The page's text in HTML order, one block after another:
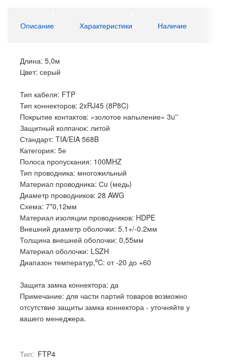
Описание Характеристики Наличие
Длина: 5,0м
Цвет: серый
Тип кабеля: FTP
Тип коннекторов: 2xRJ45 (8P8C)
Покрытие контактов: «золотое напыление» 3u''
Защитный колпачок: литой
Стандарт: TIA/EIA 568B
Категория: 5е
Полоса пропускания: 100MHZ
Тип проводника: многожильный
Материал проводника: Сu (медь)
Диаметр проводников: 28 AWG
Схема: 7*0,12мм
Материал изоляции проводников: HDPE
Внешний диаметр оболочки: 5.1+/-0.2мм
Толщина внешней оболочки: 0,55мм
Материал оболочки: LSZH
Диапазон температур,⁰C: от -20 до +60
Защита замка коннектора: да
Примечание: для части партий товаров возможно
отсутствие защиты замка коннектора - уточняйте у
вашего менеджера.
Тип: FTP4